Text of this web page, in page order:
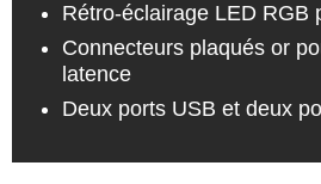
Rétro-éclairage LED RGB
Connecteurs plaqués or
latence
Deux ports USB et deux